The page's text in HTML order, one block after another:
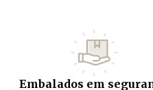
Embalados em